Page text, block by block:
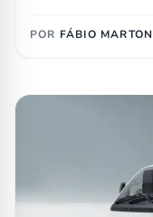
POR FÁBIO MARTON